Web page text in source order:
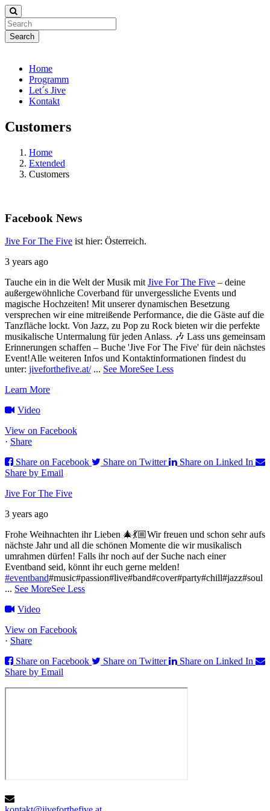
Search
Home
Programm
Let´s Jive
Kontakt
Customers
Home
Extended
Customers
Facebook News
Jive For The Five ist hier: Österreich.
3 years ago
Tauche ein in die Welt der Musik mit Jive For The Five – deine
außergewöhnliche Coverband für unvergessliche Events und
magische Hochzeiten! Mit unserer dynamischen Besetzung
versprechen wir eine mitreißende Performance, die die Gäste auf die
Tanzfläche lockt. Von Jazz, zu Pop zu Rock bieten wir die perfekte
musikalische Untermalung für jeden Anlass. 🎶 Lass uns gemeinsam
Erinnerungen schaffen – Buche 'Jive For The Five' für dein nächstes
Event!Alle weiteren Infos und Kontaktinformationen findest du
unter: jiveforthefive.at/ ... See MoreSee Less
Learn More
Video
View on Facebook
· Share
Share on Facebook
Share on Twitter
Share on Linked In
Share by Email
Jive For The Five
3 years ago
Frohe Weihnachten ihr Lieben 🎄💃🏼Wir freuen und schon sehr aufs
nächste Jahr und all die schönen Momente die wir musikalisch
umrahmen dürfen! Falls ihr noch auf der Suche nach einer
Eventband seid, könnt ihr euch gerne melden!
#eventband#music#passion#live#band#cover#party#chill#jazz#soul
... See MoreSee Less
Video
View on Facebook
· Share
Share on Facebook
Share on Twitter
Share on Linked In
Share by Email